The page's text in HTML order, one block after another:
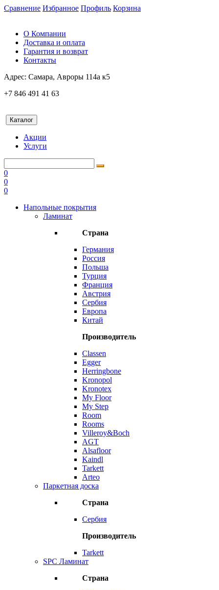
Сравнение Избранное Профиль Корзина
О Компании
Доставка и оплата
Гарантия и возврат
Контакты
Адрес: Самара, Авроры 114а к5
+7 846 491 41 63
Каталог
Акции
Услуги
0
0
0
Напольные покрытия
Ламинат
Страна
Германия
Россия
Польша
Турция
Франция
Австрия
Сербия
Европа
Китай
Производитель
Classen
Egger
Herringbone
Kronopol
Kronotex
My Floor
My Step
Room
Rooms
Villeroy&Boch
AGT
Alsafloor
Kaindl
Tarkett
Arteo
Паркетная доска
Страна
Сербия
Производитель
Tarkett
SPC Ламинат
Страна